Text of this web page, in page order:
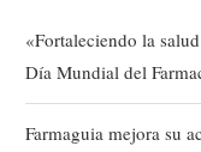
«Fortaleciendo la
Día Mundial del
Farmaguia mejora su